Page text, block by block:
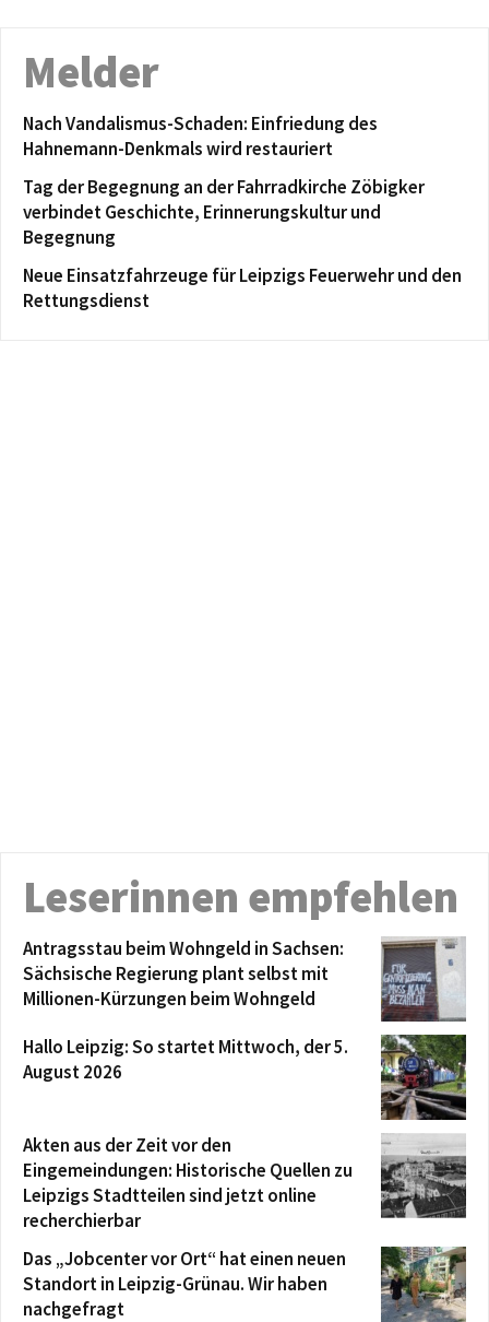
Melder
Nach Vandalismus-Schaden: Einfriedung des
Hahnemann-Denkmals wird restauriert
Tag der Begegnung an der Fahrradkirche Zöbigker
verbindet Geschichte, Erinnerungskultur und
Begegnung
Neue Einsatzfahrzeuge für Leipzigs Feuerwehr und den
Rettungsdienst
Leserinnen empfehlen
Antragsstau beim Wohngeld in Sachsen:
Sächsische Regierung plant selbst mit
Millionen-Kürzungen beim Wohngeld
Hallo Leipzig: So startet Mittwoch, der 5.
August 2026
Akten aus der Zeit vor den
Eingemeindungen: Historische Quellen zu
Leipzigs Stadtteilen sind jetzt online
recherchierbar
Das „Jobcenter vor Ort“ hat einen neuen
Standort in Leipzig-Grünau. Wir haben
nachgefragt